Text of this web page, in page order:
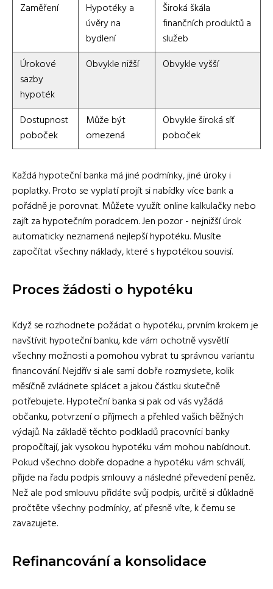
Zaměření
Hypotéky a
úvěry na
bydlení
Široká škála
finančních produktů a
služeb
Úrokové
sazby
hypoték
Obvykle nižší Obvykle vyšší
Dostupnost
poboček
Může být
omezená
Obvykle široká síť
poboček
Každá hypoteční banka má jiné podmínky, jiné úroky i
poplatky. Proto se vyplatí projít si nabídky více bank a
pořádně je porovnat. Můžete využít online kalkulačky nebo
zajít za hypotečním poradcem. Jen pozor - nejnižší úrok
automaticky neznamená nejlepší hypotéku. Musíte
započítat všechny náklady, které s hypotékou souvisí.
Proces žádosti o hypotéku
Když se rozhodnete požádat o hypotéku, prvním krokem je
navštívit hypoteční banku, kde vám ochotně vysvětlí
všechny možnosti a pomohou vybrat tu správnou variantu
financování. Nejdřív si ale sami dobře rozmyslete, kolik
měsíčně zvládnete splácet a jakou částku skutečně
potřebujete. Hypoteční banka si pak od vás vyžádá
občanku, potvrzení o příjmech a přehled vašich běžných
výdajů. Na základě těchto podkladů pracovníci banky
propočítají, jak vysokou hypotéku vám mohou nabídnout.
Pokud všechno dobře dopadne a hypotéku vám schválí,
přijde na řadu podpis smlouvy a následné převedení peněz.
Než ale pod smlouvu přidáte svůj podpis, určitě si důkladně
pročtěte všechny podmínky, ať přesně víte, k čemu se
zavazujete.
Refinancování a konsolidace